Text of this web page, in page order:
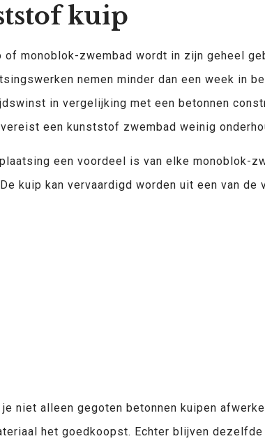
kuip
of monoblok-zwembad wordt in zijn geheel
nemen minder dan een week in
in vergelijking met een betonnen
een kunststof zwembad weinig
een voordeel is van elke monoblok-
kuip kan vervaardigd worden uit een van de
niet alleen gegoten betonnen kuipen
het goedkoopst. Echter blijven